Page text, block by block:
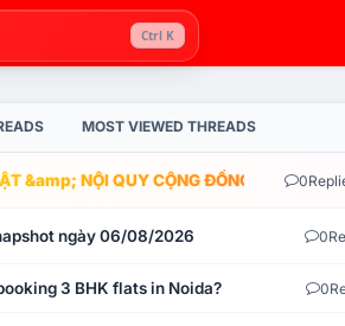
Ctrl K
MOST VIEWED THREADS
&amp; NỘI QUY CỘNG ĐỒNG 0
ngày 06/08/2026 0
3 BHK flats in Noida? 0